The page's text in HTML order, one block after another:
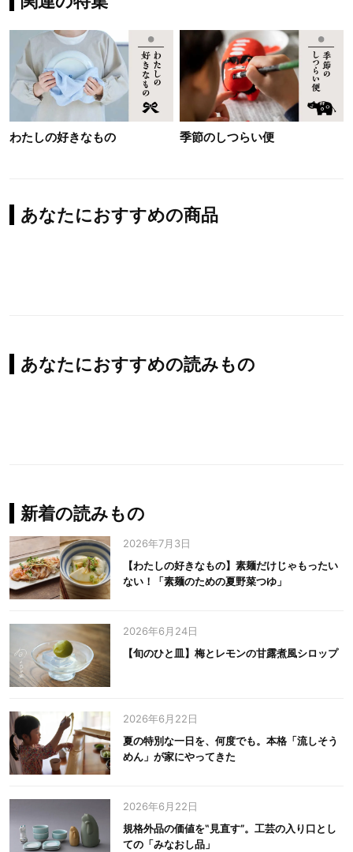
わたしの好きなもの 季節のしつらい便
あなたにおすすめの商品
あなたにおすすめの読みもの
新着の読みもの
2026年7月3日
【わたしの好きなもの】素麺だけじゃもったい
ない！「素麺のための夏野菜つゆ」
2026年6月24日
【旬のひと皿】梅とレモンの甘露煮風シロップ
2026年6月22日
夏の特別な一日を、何度でも。本格「流しそう
めん」が家にやってきた
2026年6月22日
規格外品の価値を‟見直す”。工芸の入り口とし
ての「みなおし品」